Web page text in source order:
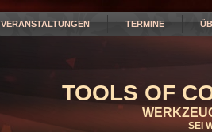
VERANSTALTUNGEN TERMINE
TOOLS OF
SEI